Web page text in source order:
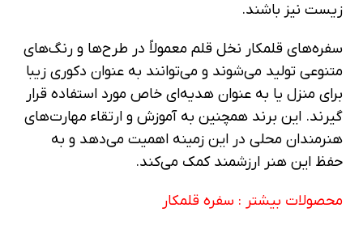
زیست نیز باشند.
سفره‌های قلمکار نخل قلم معمولاً در طرح‌ها و رنگ‌های
متنوعی تولید می‌شوند و می‌توانند به عنوان دکوری زیبا
برای منزل یا به عنوان هدیه‌ای خاص مورد استفاده قرار
گیرند. این برند همچنین به آموزش و ارتقاء مهارت‌های
هنرمندان محلی در این زمینه اهمیت می‌دهد و به
حفظ این هنر ارزشمند کمک می‌کند.
محصولات بیشتر : سفره قلمکار